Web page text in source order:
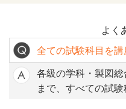
よく
全ての試験科目を
各級の学科・製図
まで、すべての試験